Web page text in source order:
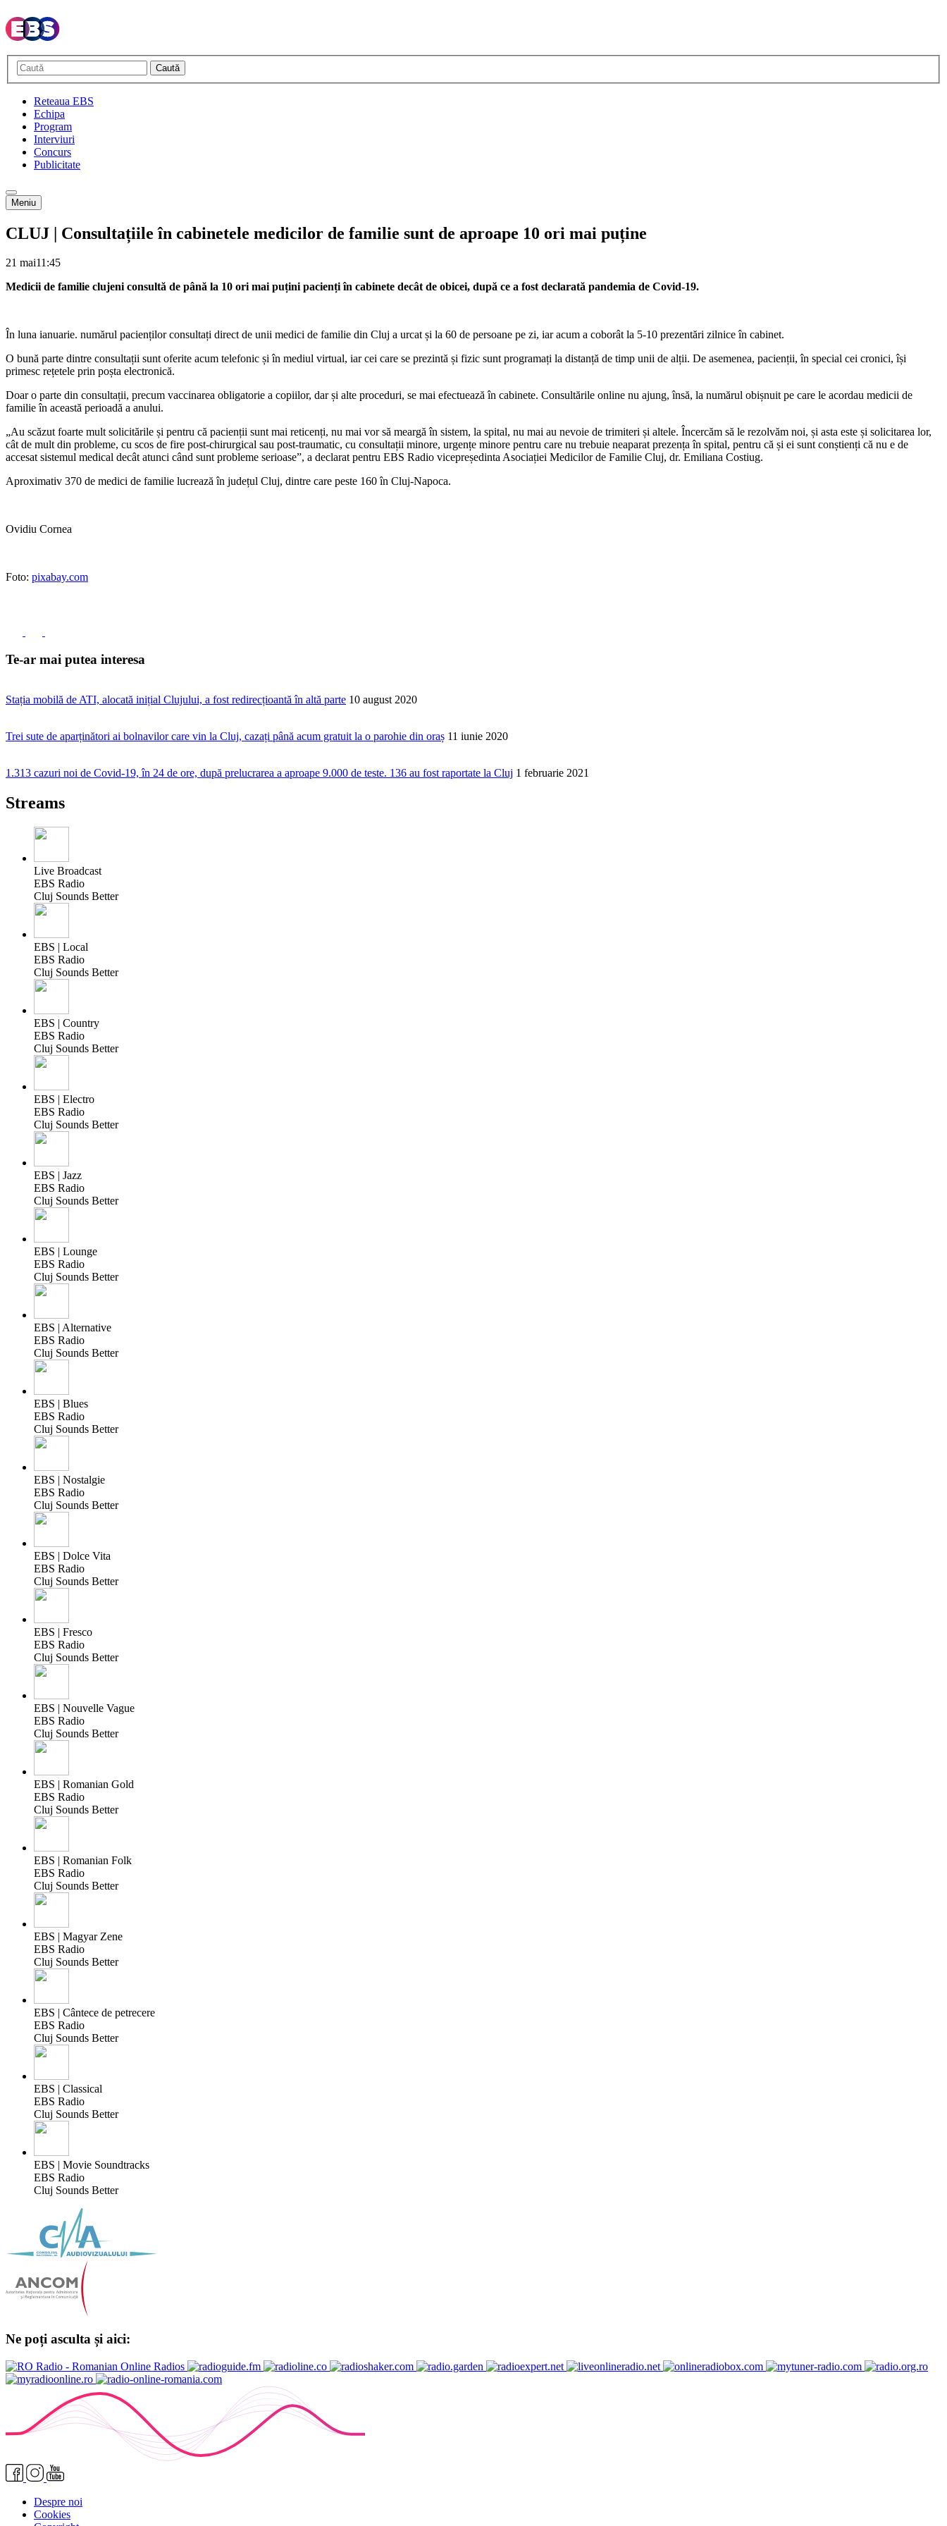
Caută
Reteaua EBS
Echipa
Program
Interviuri
Concurs
Publicitate
Meniu
CLUJ | Consultațiile în cabinetele medicilor de familie sunt de aproape 10 ori mai puține
21 mai11:45
Medicii de familie clujeni consultă de până la 10 ori mai puțini pacienți în cabinete decât de obicei, după ce a fost declarată pandemia de Covid-19.
În luna ianuarie. numărul pacienților consultați direct de unii medici de familie din Cluj a urcat și la 60 de persoane pe zi, iar acum a coborât la 5-10 prezentări zilnice în cabinet.
O bună parte dintre consultații sunt oferite acum telefonic și în mediul virtual, iar cei care se prezintă și fizic sunt programați la distanță de timp unii de alții. De asemenea, pacienții, în special cei cronici, își
primesc rețetele prin poșta electronică.
Doar o parte din consultații, precum vaccinarea obligatorie a copiilor, dar și alte proceduri, se mai efectuează în cabinete. Consultările online nu ajung, însă, la numărul obișnuit pe care le acordau medicii de
familie în această perioadă a anului.
„Au scăzut foarte mult solicitările și pentru că pacienții sunt mai reticenți, nu mai vor să meargă în sistem, la spital, nu mai au nevoie de trimiteri și altele. Încercăm să le rezolvăm noi, și asta este și solicitarea lor,
cât de mult din probleme, cu scos de fire post-chirurgical sau post-traumatic, cu consultații minore, urgențe minore pentru care nu trebuie neaparat prezența în spital, pentru că și ei sunt conștienți că nu e de
accesat sistemul medical decât atunci când sunt probleme serioase”, a declarat pentru EBS Radio vicepreședinta Asociației Medicilor de Familie Cluj, dr. Emiliana Costiug.
Aproximativ 370 de medici de familie lucrează în județul Cluj, dintre care peste 160 în Cluj-Napoca.
Ovidiu Cornea
Foto: pixabay.com
Te-ar mai putea interesa
Stația mobilă de ATI, alocată inițial Clujului, a fost redirecțioantă în altă parte 10 august 2020
Trei sute de aparținători ai bolnavilor care vin la Cluj, cazați până acum gratuit la o parohie din oraș 11 iunie 2020
1.313 cazuri noi de Covid-19, în 24 de ore, după prelucrarea a aproape 9.000 de teste. 136 au fost raportate la Cluj 1 februarie 2021
Streams
Live Broadcast
EBS Radio
Cluj Sounds Better
EBS | Local
EBS Radio
Cluj Sounds Better
EBS | Country
EBS Radio
Cluj Sounds Better
EBS | Electro
EBS Radio
Cluj Sounds Better
EBS | Jazz
EBS Radio
Cluj Sounds Better
EBS | Lounge
EBS Radio
Cluj Sounds Better
EBS | Alternative
EBS Radio
Cluj Sounds Better
EBS | Blues
EBS Radio
Cluj Sounds Better
EBS | Nostalgie
EBS Radio
Cluj Sounds Better
EBS | Dolce Vita
EBS Radio
Cluj Sounds Better
EBS | Fresco
EBS Radio
Cluj Sounds Better
EBS | Nouvelle Vague
EBS Radio
Cluj Sounds Better
EBS | Romanian Gold
EBS Radio
Cluj Sounds Better
EBS | Romanian Folk
EBS Radio
Cluj Sounds Better
EBS | Magyar Zene
EBS Radio
Cluj Sounds Better
EBS | Cântece de petrecere
EBS Radio
Cluj Sounds Better
EBS | Classical
EBS Radio
Cluj Sounds Better
EBS | Movie Soundtracks
EBS Radio
Cluj Sounds Better
Ne poți asculta și aici:
Despre noi
Cookies